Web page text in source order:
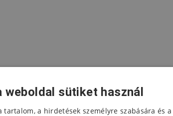
weboldal sütiket használ
tartalom, a hirdetések személyre szabására és